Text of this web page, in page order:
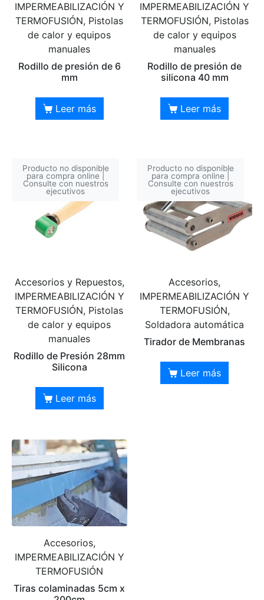
IMPERMEABILIZACIÓN Y
TERMOFUSIÓN, Pistolas
de calor y equipos
manuales
Rodillo de presión de 6
mm
Leer más
IMPERMEABILIZACIÓN Y
TERMOFUSIÓN, Pistolas
de calor y equipos
manuales
Rodillo de presión de
silicona 40 mm
Leer más
Producto no disponible
para compra online |
Consulte con nuestros
ejecutivos
Accesorios y Repuestos,
IMPERMEABILIZACIÓN Y
TERMOFUSIÓN, Pistolas
de calor y equipos
manuales
Rodillo de Presión 28mm
Silicona
Leer más
Producto no disponible
para compra online |
Consulte con nuestros
ejecutivos
Accesorios,
IMPERMEABILIZACIÓN Y
TERMOFUSIÓN,
Soldadora automática
Tirador de Membranas
Leer más
Accesorios,
IMPERMEABILIZACIÓN Y
TERMOFUSIÓN
Tiras colaminadas 5cm x